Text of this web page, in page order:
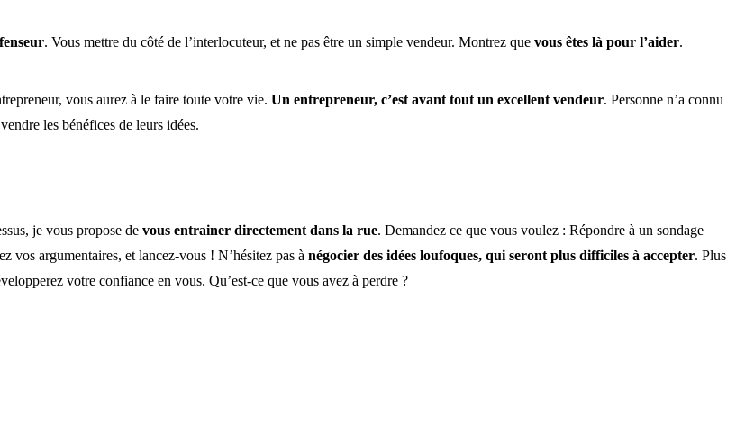
. Vous mettre du côté de l’interlocuteur, et ne pas être un simple vendeur. Montrez que vous êtes là pour l’aider.
vous aurez à le faire toute votre vie. Un entrepreneur, c’est avant tout un excellent vendeur. Personne n’a connu
les bénéfices de leurs idées.
je vous propose de vous entrainer directement dans la rue. Demandez ce que vous voulez : Répondre à un sondage
argumentaires, et lancez-vous ! N’hésitez pas à négocier des idées loufoques, qui seront plus difficiles à accepter. Plus
votre confiance en vous. Qu’est-ce que vous avez à perdre ?